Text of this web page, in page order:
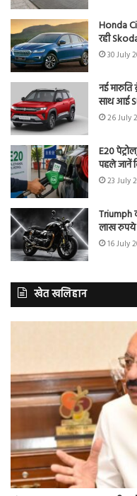
Honda
रही
30 July
नई
साथ आई
26 July
E20
पहले जानें
23 July
Triumph
लाख रुपये
16 July
खेत खलिहान